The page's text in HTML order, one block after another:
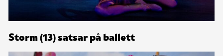
Storm (13) satsar på ballett